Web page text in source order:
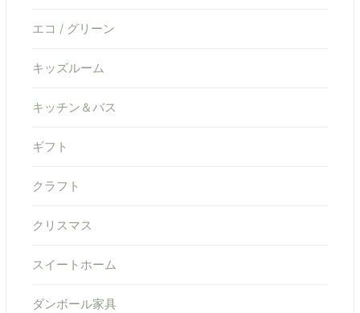
エコ / グリーン
キッズルーム
キッチン＆バス
ギフト
クラフト
クリスマス
スイートホーム
ダンボール家具